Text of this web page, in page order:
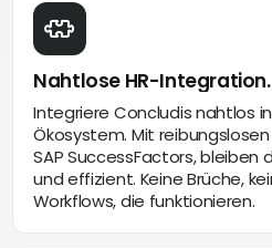
Nahtlose HR-Integration.
Integriere Concludis nahtlos
Ökosystem. Mit reibungslosen
SAP SuccessFactors, bleiben
und effizient. Keine Brüche,
Workflows, die funktionieren.